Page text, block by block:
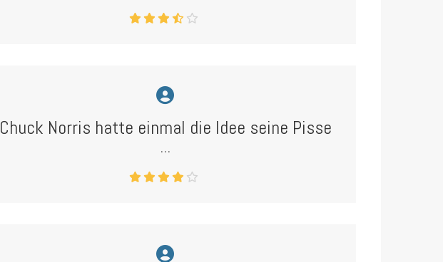
Chuck Norris hatte einmal die Idee seine Pisse
...